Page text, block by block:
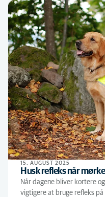
15. AUGUST 2025
Husk refleks når
Når dagene bliver kortere
vigtigere at bruge refleks